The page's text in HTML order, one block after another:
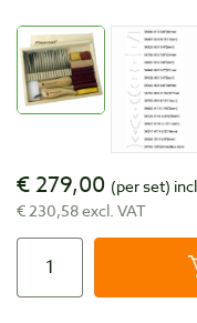
€ 279,00 (per set)
€ 230,58 excl. VAT